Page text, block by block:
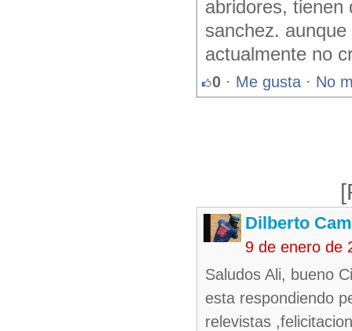
abridores, tienen
sanchez.
actualmente no
0 · Me gusta · No
Dilberto
9 de enero de
Saludos Ali, bueno
esta respondiendo
relevistas